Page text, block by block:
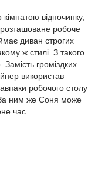
відпочинку,
розташоване робоче
диван строгих
ж стилі. З такого
громіздких
використав
робочого столу
За ним же Соня може
час.